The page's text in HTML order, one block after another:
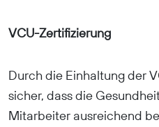
VCU-Zertifizierung
Durch die Einhaltung der
sicher, dass die
Mitarbeiter ausreichend